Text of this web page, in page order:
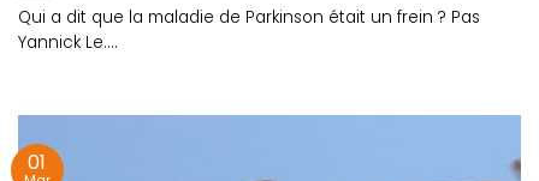
Qui a dit que la maladie de Parkinson était un frein ? Pas
Yannick Le....
01